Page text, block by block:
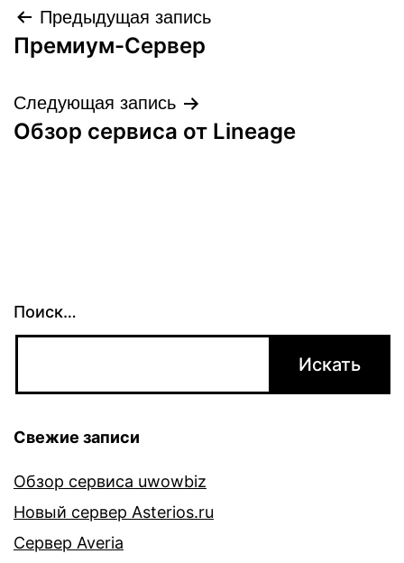
Навигация
по
записям
Предыдущая запись
Премиум-Сервер
Следующая запись
Обзор сервиса от Lineage
Поиск…
Свежие записи
Обзор сервиса uwowbiz
Новый сервер Asterios.ru
Сервер Averia